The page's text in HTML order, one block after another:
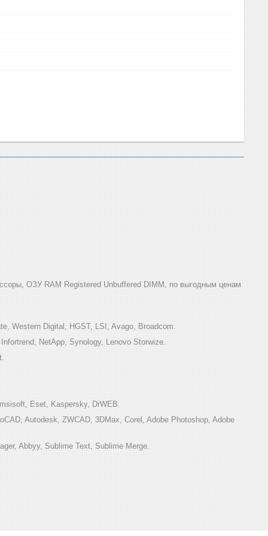
ОЗУ RAM Registered Unbuffered DIMM, по выгодным ценам
Western Digital, HGST, LSI, Avago, Broadcom.
NetApp, Synology, Lenovo Storwize.
Eset, Kaspersky, DrWEB.
Autodesk, ZWCAD, 3DMax, Corel, Adobe Photoshop, Adobe
Abbyy, Sublime Text, Sublime Merge.